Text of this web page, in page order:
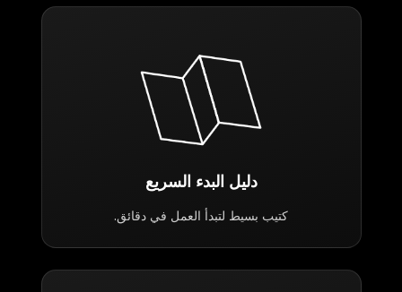
دليل البدء السريع
كتيب بسيط لتبدأ العمل في دقائق.